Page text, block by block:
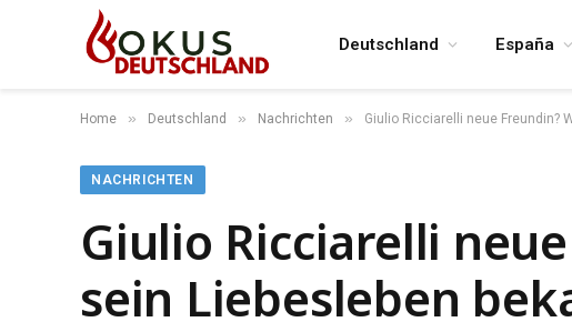
Deutschland España
Home » Deutschland » Nachrichten » Giulio Ricciarelli neue Freundin?
NACHRICHTEN
Giulio Ricciarelli
sein Liebesleben